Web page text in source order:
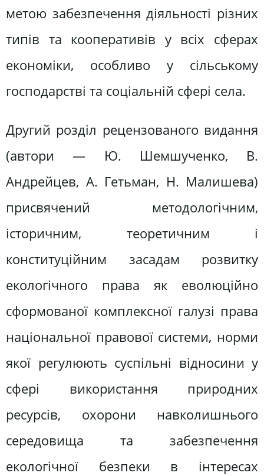
метою забезпечення діяльності різних
типів та кооперативів у всіх сферах
економіки, особливо у сільському
господарстві та соціальній сфері села.
Другий розділ рецензованого видання
(автори — Ю. Шемшученко, В.
Андрейцев, А. Гетьман, Н. Малишева)
присвячений методологічним,
історичним, теоретичним і
конституційним засадам розвитку
екологічного права як еволюційно
сформованої комплексної галузі права
національної правової системи, норми
якої регулюють суспільні відносини у
сфері використання природних
ресурсів, охорони навколишнього
середовища та забезпечення
екологічної безпеки в інтересах